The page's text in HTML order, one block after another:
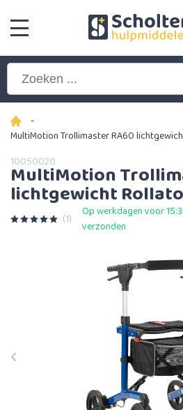
-
MultiMotion Trollimaster RA60
10050020
MultiMotion
lichtgewicht
(1)
Op werkdagen voor
verzonden